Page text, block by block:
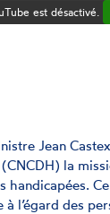
est désactivé.
Jean
la
handicapées.
à l’égard des